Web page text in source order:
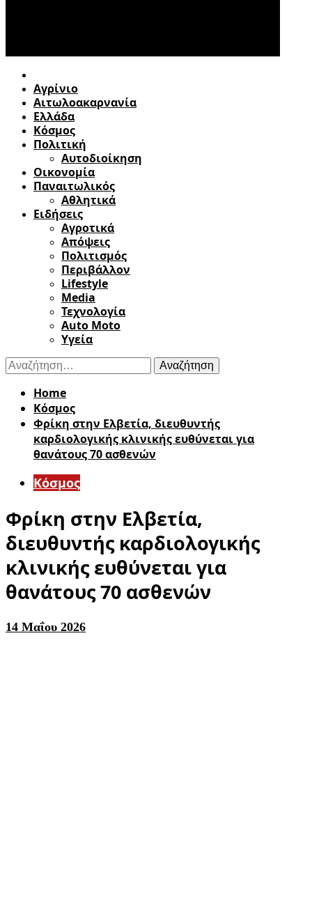
Αγρίνιο
Αιτωλοακαρνανία
Ελλάδα
Κόσμος
Πολιτική
Αυτοδιοίκηση
Οικονομία
Παναιτωλικός
Αθλητικά
Ειδήσεις
Αγροτικά
Απόψεις
Πολιτισμός
Περιβάλλον
Lifestyle
Media
Τεχνολογία
Auto Moto
Υγεία
Αναζήτηση
για:
Home
Κόσμος
Φρίκη στην Ελβετία, διευθυντής
καρδιολογικής κλινικής ευθύνεται για
θανάτους 70 ασθενών
Κόσμος
Φρίκη στην Ελβετία,
διευθυντής καρδιολογικής
κλινικής ευθύνεται για
θανάτους 70 ασθενών
14 Μαΐου 2026